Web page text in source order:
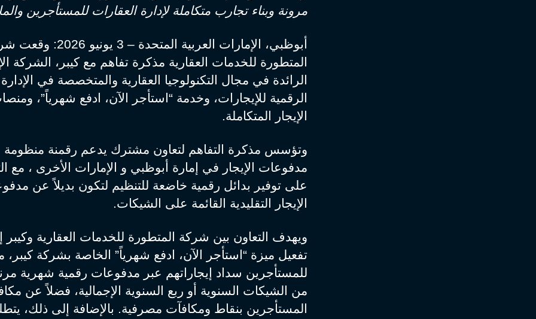
مرونة وبناء تجارب متكاملة لإدارة العقارات للمستأجرين
أبوظبي، الإمارات العربية المتحدة – 3 يونيو
المتطورة للخدمات العقارية مذكرة تفاهم مع كيبر، الشركة
الرائدة في مجال التكنولوجيا العقارية والمتخصصة في الإدارة
الرقمية للإيجارات، وخدمة “استأجر الآن، ادفع شهرياً”،
الإيجار المتكاملة.
وتؤسس مذكرة التفاهم لتعاون مشترك يدعم رقمنة منظومة
مدفوعات الإيجار في إمارة أبوظبي و الإمارات الأخرى ، مع
على توفير بدائل رقمية خاضعة للتنظيم لتكون بديلاً عن
الإيجار التقليدية القائمة على الشيكات.
ويهدف التعاون بين شركة المتطورة للخدمات العقارية وكيبر
تفعيل ميزة “استأجر الآن، ادفع شهرياً” الخاصة بشركة كيبر،
للمستأجرين سداد إيجاراتهم عبر مدفوعات رقمية شهرية
من الشيكات السنوية أو ربع السنوية الإجمالية، فضلاً عن
المستأجرين بنقاط ومكافآت مصرفية. بالإضافة إلى ذلك،